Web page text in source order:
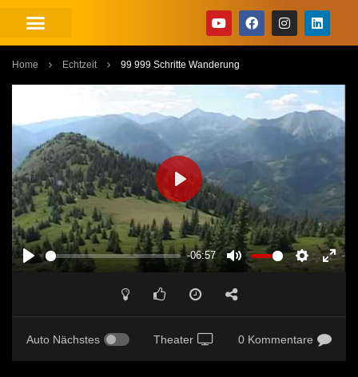
Home Echtzeit 99 999 Schritte Wanderung
PLAY
-06:57
MUTE SETTINGS
PLAY
Auto Nächstes Theater 0 Kommentare